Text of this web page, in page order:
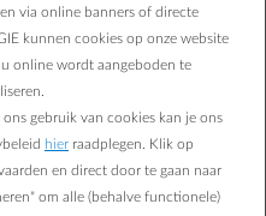
en hoe je ze kunt aflezen,
en aardgas?
via online banners of directe
kunnen cookies op onze website
online wordt aangeboden te
gebruik van cookies kan je ons
hier raadplegen. Klik op
en direct door te gaan naar
om alle (behalve functionele)